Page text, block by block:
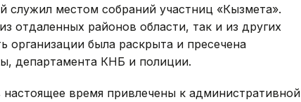
местом собраний участниц «Кызмета».
отдаленных районов области, так и из других
организации была раскрыта и пресечена
департамента КНБ и полиции.
время привлечены к административной